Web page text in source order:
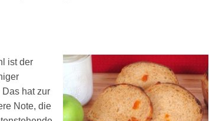
ist der
Das hatzur
Note, die